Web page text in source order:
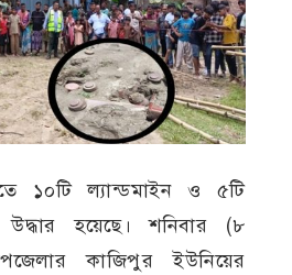
১০টি ল্যান্ডমাইন ও ৫টি
উদ্ধার হয়েছে। শনিবার (৮
কাজিপুর ইউনিয়ের